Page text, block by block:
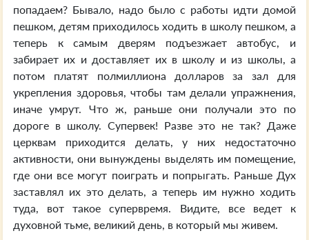
попадаем? Бывало, надо было с работы идти домой
пешком, детям приходилось ходить в школу пешком, а
теперь к самым дверям подъезжает автобус, и
забирает их и доставляет их в школу и из школы, а
потом платят полмиллиона долларов за зал для
укрепления здоровья, чтобы там делали упражнения,
иначе умрут. Что ж, раньше они получали это по
дороге в школу. Супервек! Разве это не так? Даже
церквам приходится делать, у них недостаточно
активности, они вынуждены выделять им помещение,
где они все могут поиграть и попрыгать. Раньше Дух
заставлял их это делать, а теперь им нужно ходить
туда, вот такое супервремя. Видите, все ведет к
духовной тьме, великий день, в который мы живем.